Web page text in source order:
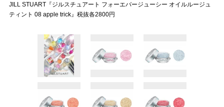
JILL STUART『ジルスチュアート フォーエバージューシー オイルルージュ
ティント 08 apple trick』税抜各2800円